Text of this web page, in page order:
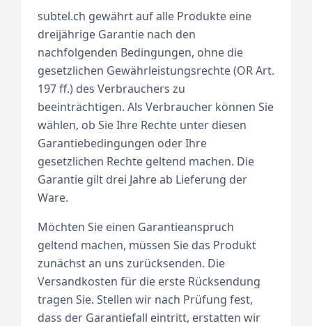
subtel.ch gewährt auf alle Produkte eine
dreijährige Garantie nach den
nachfolgenden Bedingungen, ohne die
gesetzlichen Gewährleistungsrechte (OR Art.
197 ff.) des Verbrauchers zu
beeinträchtigen. Als Verbraucher können Sie
wählen, ob Sie Ihre Rechte unter diesen
Garantiebedingungen oder Ihre
gesetzlichen Rechte geltend machen. Die
Garantie gilt drei Jahre ab Lieferung der
Ware.
Möchten Sie einen Garantieanspruch
geltend machen, müssen Sie das Produkt
zunächst an uns zurücksenden. Die
Versandkosten für die erste Rücksendung
tragen Sie. Stellen wir nach Prüfung fest,
dass der Garantiefall eintritt, erstatten wir